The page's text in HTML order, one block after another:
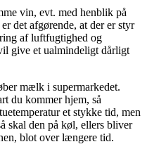
vin, evt. med henblik på
det afgørende, at der er styr
af luftfugtighed og
give et ualmindeligt dårligt
mælk i supermarkedet.
du kommer hjem, så
et stykke tid, men
skal den på køl, ellers bliver
blot over længere tid.